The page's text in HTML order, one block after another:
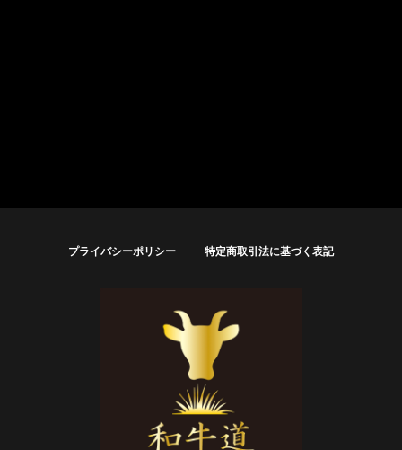
プライバシーポリシー 特定商取引法に基づく表記